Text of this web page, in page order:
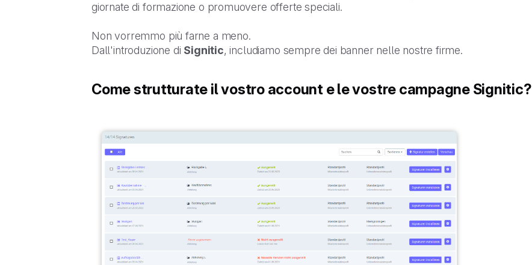
giornate di formazione o promuovere offerte speciali.
Non vorremmo più farne a meno.
Dall'introduzione di Signitic, includiamo sempre dei banner nelle nostre firme.
Come strutturate il vostro account e le vostre campagne Signitic?